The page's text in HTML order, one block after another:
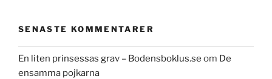
SENASTE KOMMENTARER
En liten prinsessas grav – Bodensboklus.se om De
ensamma pojkarna